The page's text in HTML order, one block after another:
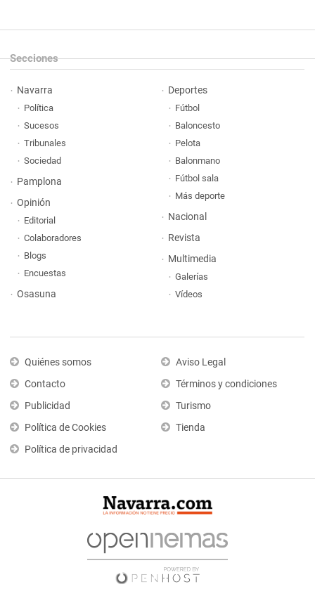
Secciones
Navarra
Política
Sucesos
Tribunales
Sociedad
Pamplona
Opinión
Editorial
Colaboradores
Blogs
Encuestas
Osasuna
Deportes
Fútbol
Baloncesto
Pelota
Balonmano
Fútbol sala
Más deporte
Nacional
Revista
Multimedia
Galerías
Vídeos
Quiénes somos
Contacto
Publicidad
Política de Cookies
Política de privacidad
Aviso Legal
Términos y condiciones
Turismo
Tienda